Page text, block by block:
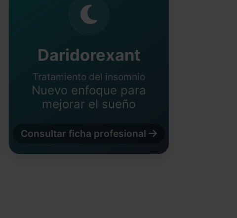
Daridorexant
Tratamiento del insomnio
Nuevo enfoque para
mejorar el sueño
Consultar ficha profesional